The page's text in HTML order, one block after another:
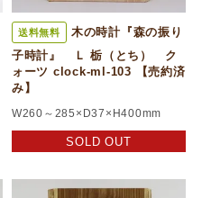
送料無料
木の時計『森の振り
子時計』 Ｌ 栃（とち） ク
ォーツ clock-ml-103 【売約済
み】
W260～285×D37×H400mm
SOLD OUT